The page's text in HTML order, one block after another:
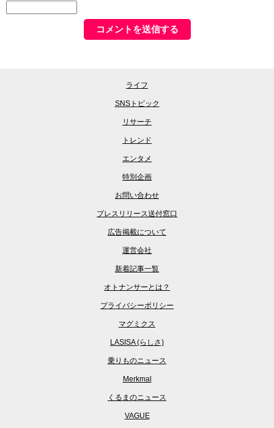
ライフ
SNSトピック
リサーチ
トレンド
エンタメ
特別企画
お問い合わせ
プレスリリース送付窓口
広告掲載について
運営会社
新着記事一覧
オトナンサーとは？
プライバシーポリシー
マグミクス
LASISA (らしさ)
乗りものニュース
Merkmal
くるまのニュース
VAGUE